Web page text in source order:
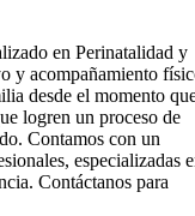
en Perinatalidad y
y acompañamiento
desde el momento
logren un proceso de
Contamos con un
especializadas
Contáctanos para